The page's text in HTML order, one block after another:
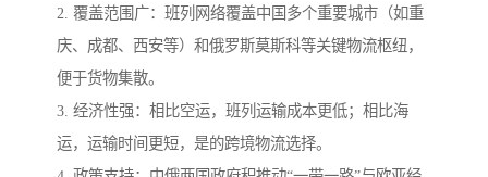
2. 覆盖范围广：班列网络覆盖中国多个重要城市（如重
庆、成都、西安等）和俄罗斯莫斯科等关键物流枢纽，
便于货物集散。
3. 经济性强：相比空运，班列运输成本更低；相比海
运，运输时间更短，是的跨境物流选择。